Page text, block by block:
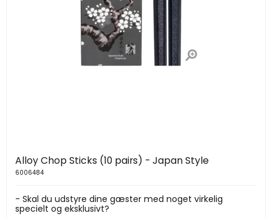
Alloy Chop Sticks (10 pairs) - Japan Style
6006484
- Skal du udstyre dine gæster med noget virkelig
specielt og eksklusivt?